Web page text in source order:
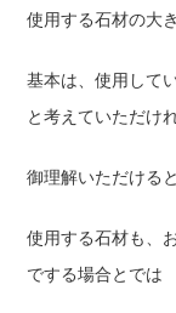
使用する石材の大
基本は、使用して
と考えていただけ
御理解いただける
使用する石材も、
でする場合とでは